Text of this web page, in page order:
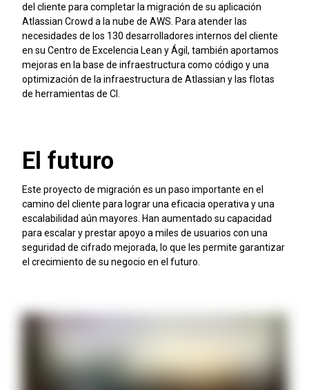
del cliente para completar la migración de su aplicación
Atlassian Crowd a la nube de AWS. Para atender las
necesidades de los 130 desarrolladores internos del cliente
en su Centro de Excelencia Lean y Ágil, también aportamos
mejoras en la base de infraestructura como código y una
optimización de la infraestructura de Atlassian y las flotas
de herramientas de CI.
El futuro
Este proyecto de migración es un paso importante en el
camino del cliente para lograr una eficacia operativa y una
escalabilidad aún mayores. Han aumentado su capacidad
para escalar y prestar apoyo a miles de usuarios con una
seguridad de cifrado mejorada, lo que les permite garantizar
el crecimiento de su negocio en el futuro.